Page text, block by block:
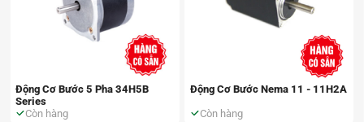
Động Cơ Bước 5 Pha 34H5B
Series
Còn hàng
Động Cơ Bước Nema 11 - 11H2A
Còn hàng